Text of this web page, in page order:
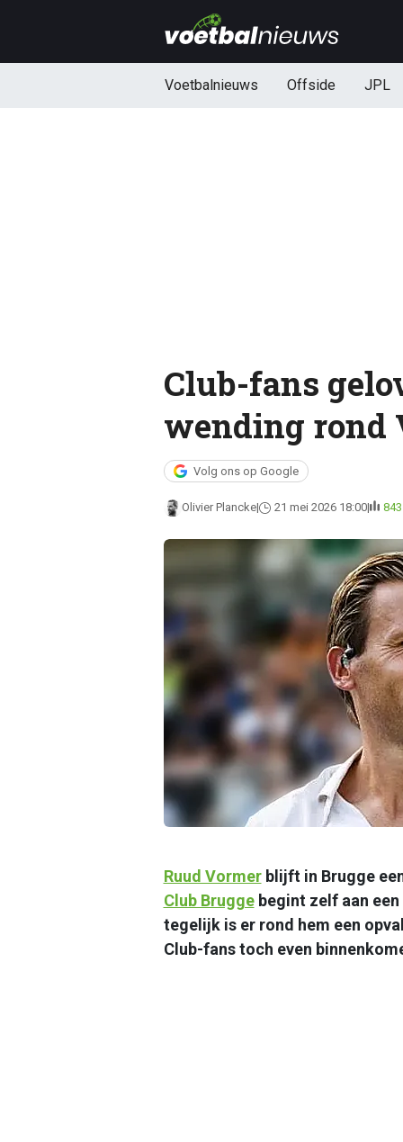
Voetbalnieuws Offside JPL
Club-fans
wending rond
Volg ons op Google
Olivier Plancke 21 mei 2026 18:00
Ruud Vormerblijft in Brugge
Club Bruggebegint zelf aan
tegelijk is er rond hem een
Club-fans toch even